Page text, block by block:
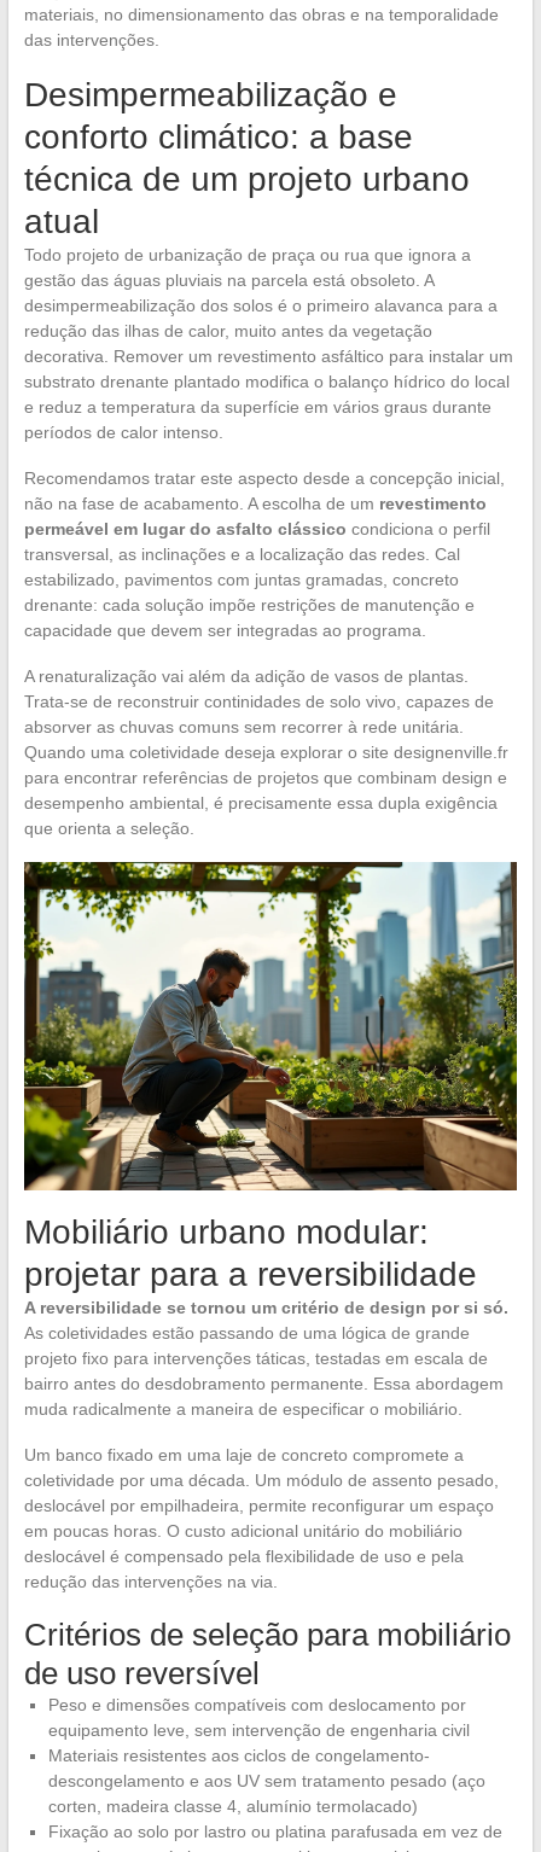
materiais, no dimensionamento das obras e na temporalidade
das intervenções.
Desimpermeabilização e
conforto climático: a base
técnica de um projeto urbano
atual
Todo projeto de urbanização de praça ou rua que ignora a
gestão das águas pluviais na parcela está obsoleto. A
desimpermeabilização dos solos é o primeiro alavanca para a
redução das ilhas de calor, muito antes da vegetação
decorativa. Remover um revestimento asfáltico para instalar um
substrato drenante plantado modifica o balanço hídrico do local
e reduz a temperatura da superfície em vários graus durante
períodos de calor intenso.
Recomendamos tratar este aspecto desde a concepção inicial,
não na fase de acabamento. A escolha de um revestimento
permeável em lugar do asfalto clássico condiciona o perfil
transversal, as inclinações e a localização das redes. Cal
estabilizado, pavimentos com juntas gramadas, concreto
drenante: cada solução impõe restrições de manutenção e
capacidade que devem ser integradas ao programa.
A renaturalização vai além da adição de vasos de plantas.
Trata-se de reconstruir continidades de solo vivo, capazes de
absorver as chuvas comuns sem recorrer à rede unitária.
Quando uma coletividade deseja explorar o site designenville.fr
para encontrar referências de projetos que combinam design e
desempenho ambiental, é precisamente essa dupla exigência
que orienta a seleção.
Mobiliário urbano modular:
projetar para a reversibilidade
A reversibilidade se tornou um critério de design por si só.
As coletividades estão passando de uma lógica de grande
projeto fixo para intervenções táticas, testadas em escala de
bairro antes do desdobramento permanente. Essa abordagem
muda radicalmente a maneira de especificar o mobiliário.
Um banco fixado em uma laje de concreto compromete a
coletividade por uma década. Um módulo de assento pesado,
deslocável por empilhadeira, permite reconfigurar um espaço
em poucas horas. O custo adicional unitário do mobiliário
deslocável é compensado pela flexibilidade de uso e pela
redução das intervenções na via.
Critérios de seleção para mobiliário
de uso reversível
Peso e dimensões compatíveis com deslocamento por
equipamento leve, sem intervenção de engenharia civil
Materiais resistentes aos ciclos de congelamento-
descongelamento e aos UV sem tratamento pesado (aço
corten, madeira classe 4, alumínio termolacado)
Fixação ao solo por lastro ou platina parafusada em vez de